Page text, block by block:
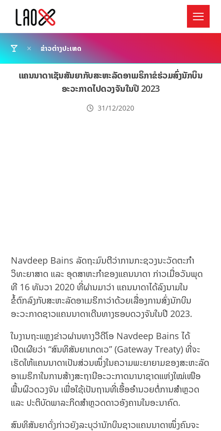
ຂ່າວຕ່າງປະເທດ
ແຄນນາດາເຊັນສັນຍາກັບສະຫະລັດອາເມຣິກາຂໍຮ່ວມສົ່ງນັກບິນ
ອະວະກາດໄປດວງຈັນໃນປີ 2023
31/12/2020
Navdeep Bains ລັດຖະມົນຕີວ່າການກະຊວງນະວັດຕະກຳ
ວິທະຍາສາດ ແລະ ອຸດສາຫະກຳຂອງແຄນນາດາ ກ່າວເມື່ອວັນພຸດ
ທີ 16 ທັນວາ 2020 ທີ່ຜ່ານມາວ່າ ແຄນນາດາໄດ້ລົງນາມໃນ
ຂໍ້ຕົກລົງກັບສະຫະລັດອາເມຣິກາວ່າດ້ວຍເລື່ອງການສົ່ງນັກບິນ
ອະວະກາດຊາວແຄນນາດາເດີນທາງຮອບດວງຈັນໃນປີ 2023.
ໃນງານຖະແຫຼງຂ່າວຜ່ານທາງວີດີໂອ Navdeep Bains ໄດ້
ເປີດເຜີຍວ່າ “ສົນທິສັນຍາເກດເວ” (Gateway Treaty) ທີ່ຈະ
ເຮັດໃຫ້ແຄນນາດາເປັນສ່ວນໜຶ່ງໃນຄວາມພະຍາຍາມຂອງສະຫະລັດ
ອາເມຣິກາໃນການສ້າງສະຖານີອະວະກາດນານາຊາດແຫ່ງໃໝ່ເໜືອ
ພື້ນຜິວດວງຈັນ ເພື່ອໃຊ້ເປັນຖານທີ່ເອື້ອອຳນວຍຕໍ່ການສຳຫຼວດ
ແລະ ປະຕິບັດພາລະກິດສຳຫຼວດດາວອັງຄານໃນອະນາຄົດ.
ສົນທິສັນຍາດັ່ງກ່າວຍັງລະບຸວ່ານັກບິນຊາວແຄນນາດາໜຶ່ງຄົນຈະ